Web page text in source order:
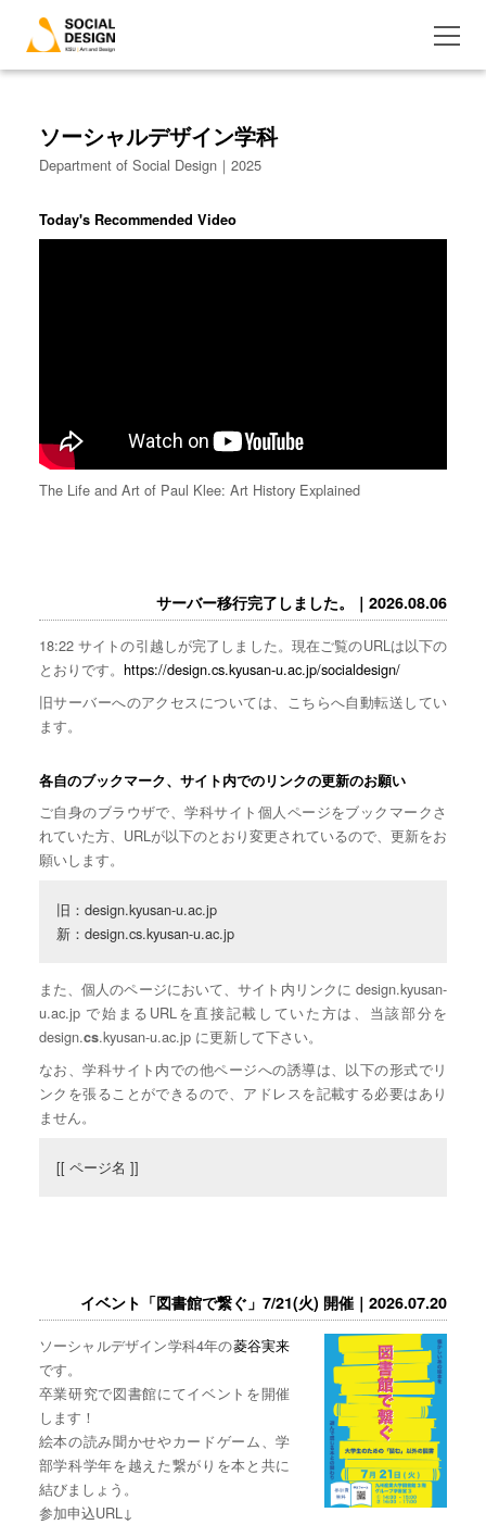
ソーシャルデザイン学科
Department of Social Design｜2025
Today's Recommended Video
The Life and Art of Paul Klee: Art History Explained
サーバー移行完了しました。｜2026.08.06
18:22 サイトの引越しが完了しました。現在ご覧のURLは以下の
とおりです。 https://design.cs.kyusan-u.ac.jp/socialdesign/
旧サーバーへのアクセスについては、こちらへ自動転送してい
ます。
各自のブックマーク、サイト内でのリンクの更新のお願い
ご自身のブラウザで、学科サイト個人ページをブックマークさ
れていた方、URLが以下のとおり変更されているので、更新をお
願いします。
旧：design.kyusan-u.ac.jp
新：design.cs.kyusan-u.ac.jp
また、個人のページにおいて、サイト内リンクに design.kyusan-
u.ac.jp で始まるURLを直接記載していた方は、当該部分を
design.cs.kyusan-u.ac.jp に更新して下さい。
なお、学科サイト内での他ページへの誘導は、以下の形式でリ
ンクを張ることができるので、アドレスを記載する必要はあり
ません。
[[ ページ名 ]]
イベント「図書館で繋ぐ」7/21(火) 開催｜2026.07.20
ソーシャルデザイン学科4年の菱谷実来
です。
卒業研究で図書館にてイベントを開催
します！
絵本の読み聞かせやカードゲーム、学
部学科学年を越えた繋がりを本と共に
結びましょう。
参加申込URL↓